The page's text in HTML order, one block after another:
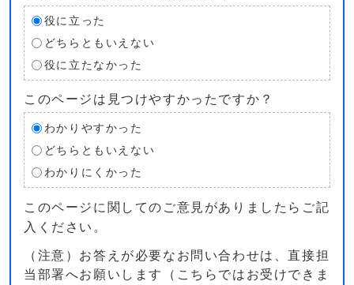
役に立った
どちらともいえない
役に立たなかった
このページは見つけやすかったですか？
わかりやすかった
どちらともいえない
わかりにくかった
このページに関してのご意見がありましたらご記
入ください。
（注意）お答えが必要なお問い合わせは、直接担
当部署へお願いします（こちらではお受けできま